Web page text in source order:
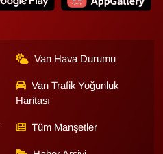
Van Hava Durumu
Van Trafik Yoğunluk
Haritası
Tüm Manşetler